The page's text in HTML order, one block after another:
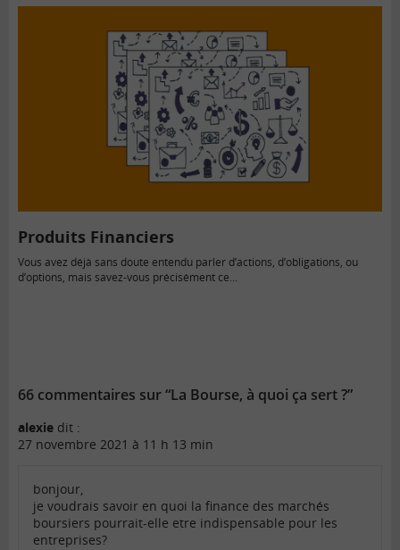
Produits Financiers
Vous avez déjà sans doute entendu parler d’actions, d’obligations, ou
d’options, mais savez-vous précisément ce...
66 commentaires sur “La Bourse, à quoi ça sert ?”
alexie dit :
27 novembre 2021 à 11 h 13 min
bonjour,
je voudrais savoir en quoi la finance des marchés
boursiers pourrait-elle etre indispensable pour les
entreprises?